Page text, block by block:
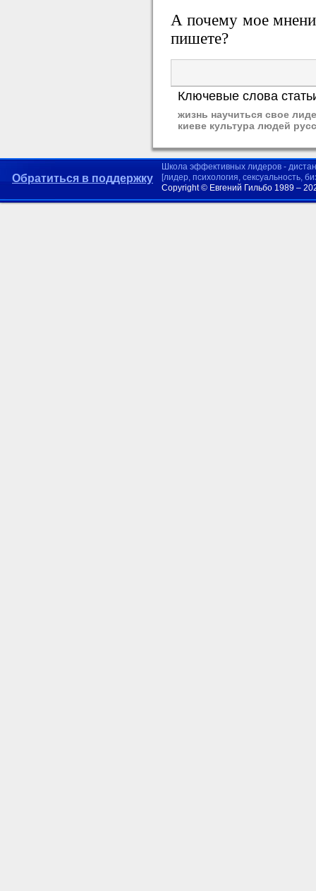
А почему мое
пишете?
Ключевые слова
жизнь научиться свое
киеве культура людей
Обратиться в поддержку
Школа эффективных лидеров -
[лидер, психология, сексуальность,
Copyright © Евгений Гильбо 1989 –